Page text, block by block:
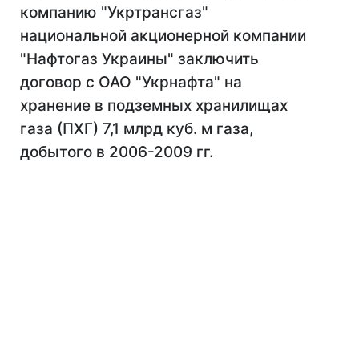
компанию "Укртрансгаз"
национальной акционерной компании
"Нафтогаз Украины" заключить
договор с ОАО "Укрнафта" на
хранение в подземных хранилищах
газа (ПХГ) 7,1 млрд куб. м газа,
добытого в 2006-2009 гг.